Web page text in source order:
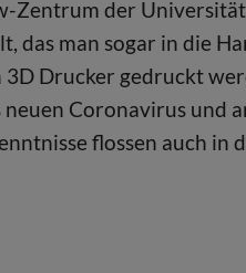
Zentrum der
man sogar in die
Drucker gedruckt
Coronavirus und
flossen auch in